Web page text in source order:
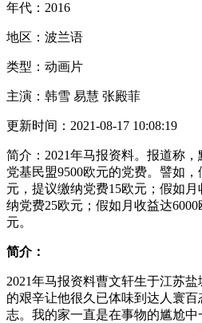
年代： 2016
地区： 波兰语
类型： 动画片
主演： 韩雪 易慧 张殿菲
更新时间： 2021-08-17 10:08:19
简介： 2021年马报资料。报道称
党基民盟9500欧元的党费。譬如
元，提议缴纳党费15欧元；假如
纳党费25欧元；假如月收益达
元。
简介：
2021年马报资料曹文轩生于江苏
的艰辛让他很久已体味到达人寰
志。我的家一直是在事物的尴尬